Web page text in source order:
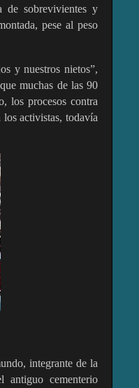
de sobrevivientes y
pese al peso
y nuestros nietos”,
muchas de las 90
los procesos contra
activistas, todavía
integrante de la
antiguo cementerio